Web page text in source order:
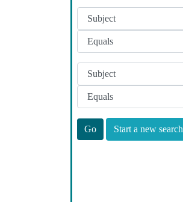
Start a new search